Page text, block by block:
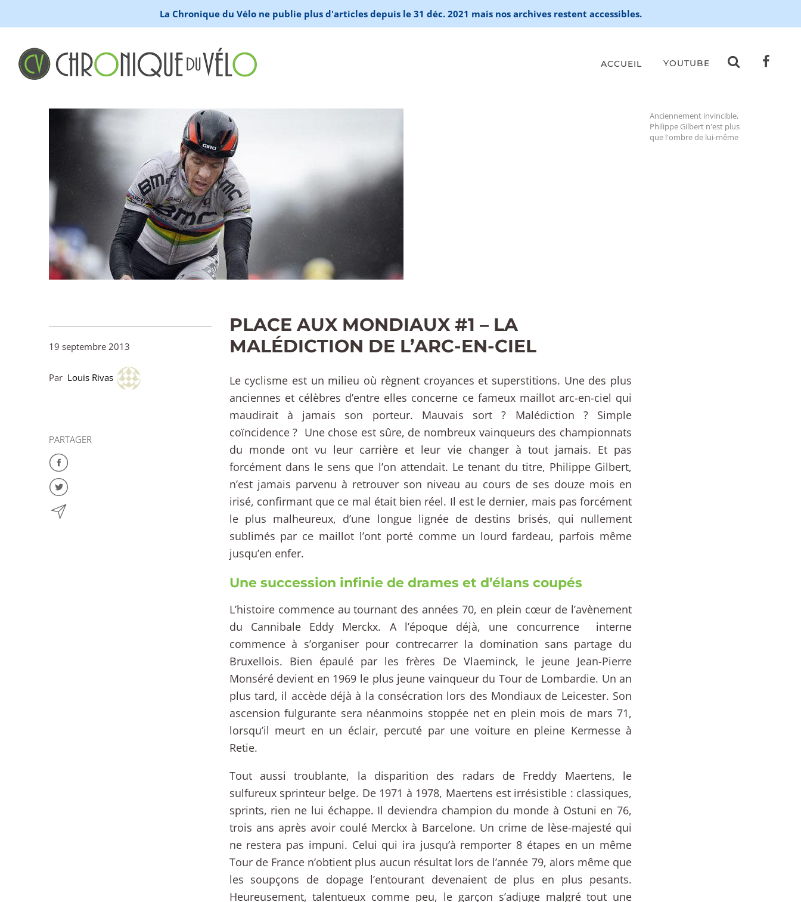
La Chronique du Vélo ne publie plus d'articles depuis le 31 déc. 2021 mais nos archives restent accessibles.
ACCUEIL YOUTUBE
Anciennement invincible,
Philippe Gilbert n'est plus
que l'ombre de lui-même
19 septembre 2013
Par Louis Rivas
PARTAGER
PLACE AUX MONDIAUX #1 – LA
MALÉDICTION DE L’ARC-EN-CIEL
Le cyclisme est un milieu où règnent croyances et superstitions. Une des plus
anciennes et célèbres d’entre elles concerne ce fameux maillot arc-en-ciel qui
maudirait à jamais son porteur. Mauvais sort ? Malédiction ? Simple
coïncidence ? Une chose est sûre, de nombreux vainqueurs des championnats
du monde ont vu leur carrière et leur vie changer à tout jamais. Et pas
forcément dans le sens que l’on attendait. Le tenant du titre, Philippe Gilbert,
n’est jamais parvenu à retrouver son niveau au cours de ses douze mois en
irisé, confirmant que ce mal était bien réel. Il est le dernier, mais pas forcément
le plus malheureux, d’une longue lignée de destins brisés, qui nullement
sublimés par ce maillot l’ont porté comme un lourd fardeau, parfois même
jusqu’en enfer.
Une succession infinie de drames et d’élans coupés
L’histoire commence au tournant des années 70, en plein cœur de l’avènement
du Cannibale Eddy Merckx. A l’époque déjà, une concurrence interne
commence à s’organiser pour contrecarrer la domination sans partage du
Bruxellois. Bien épaulé par les frères De Vlaeminck, le jeune Jean-Pierre
Monséré devient en 1969 le plus jeune vainqueur du Tour de Lombardie. Un an
plus tard, il accède déjà à la consécration lors des Mondiaux de Leicester. Son
ascension fulgurante sera néanmoins stoppée net en plein mois de mars 71,
lorsqu’il meurt en un éclair, percuté par une voiture en pleine Kermesse à
Retie.
Tout aussi troublante, la disparition des radars de Freddy Maertens, le
sulfureux sprinteur belge. De 1971 à 1978, Maertens est irrésistible : classiques,
sprints, rien ne lui échappe. Il deviendra champion du monde à Ostuni en 76,
trois ans après avoir coulé Merckx à Barcelone. Un crime de lèse-majesté qui
ne restera pas impuni. Celui qui ira jusqu’à remporter 8 étapes en un même
Tour de France n’obtient plus aucun résultat lors de l’année 79, alors même que
les soupçons de dopage l’entourant devenaient de plus en plus pesants.
Heureusement, talentueux comme peu, le garçon s’adjuge malgré tout une